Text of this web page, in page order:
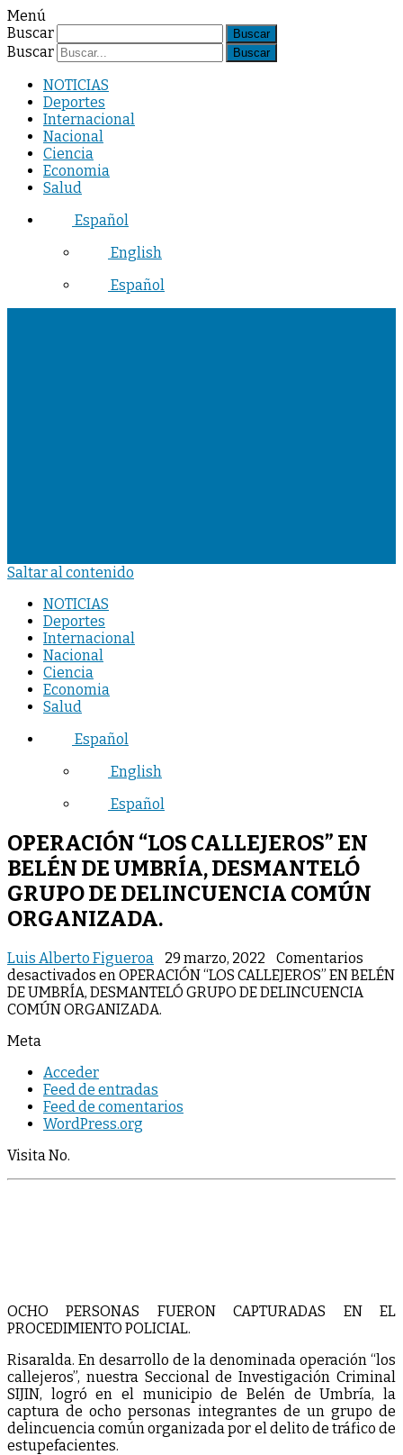
Menú
Buscar
Buscar
NOTICIAS
Deportes
Internacional
Nacional
Ciencia
Economia
Salud
Español
English
Español
Saltar al contenido
NOTICIAS
Deportes
Internacional
Nacional
Ciencia
Economia
Salud
Español
English
Español
OPERACIÓN “LOS CALLEJEROS” EN
BELÉN DE UMBRÍA, DESMANTELÓ
GRUPO DE DELINCUENCIA COMÚN
ORGANIZADA.
Luis Alberto Figueroa 29 marzo, 2022
Comentarios
desactivados en OPERACIÓN “LOS CALLEJEROS” EN BELÉN
DE UMBRÍA, DESMANTELÓ GRUPO DE DELINCUENCIA
COMÚN ORGANIZADA.
Meta
Acceder
Feed de entradas
Feed de comentarios
WordPress.org
Visita No.
OCHO PERSONAS FUERON CAPTURADAS EN EL
PROCEDIMIENTO POLICIAL.
Risaralda. En desarrollo de la denominada operación “los
callejeros”, nuestra Seccional de Investigación Criminal
SIJIN, logró en el municipio de Belén de Umbría, la
captura de ocho personas integrantes de un grupo de
delincuencia común organizada por el delito de tráfico de
estupefacientes.